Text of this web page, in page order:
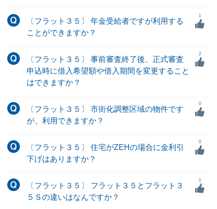
〔フラット３５〕 年金受給者ですが利用する
ことができますか？
1
〔フラット３５〕 事前審査終了後、正式審査
申込時に借入希望額や借入期間を変更すること
はできますか？
2
〔フラット３５〕 市街化調整区域の物件です
が、利用できますか？
0
〔フラット３５〕 住宅がZEHの場合に金利引
下げはありますか？
0
〔フラット３５〕 フラット３５とフラット３
５Ｓの違いはなんですか？
1